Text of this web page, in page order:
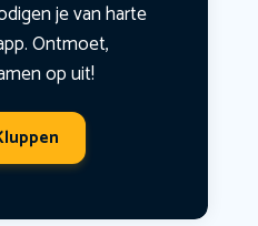
je van harte
Ontmoet,
op uit!